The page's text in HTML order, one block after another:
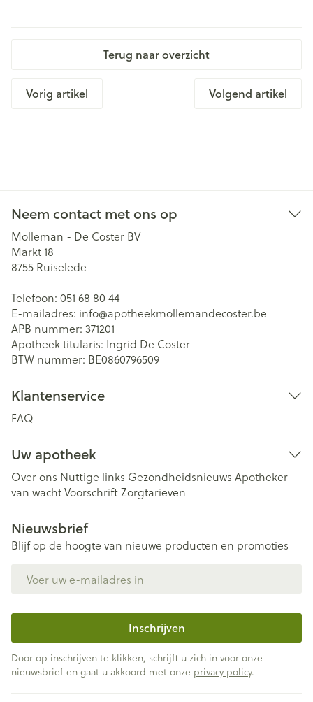
Terug naar overzicht
Vorig artikel Volgend artikel
Neem contact met ons op
Molleman - De Coster BV
Markt 18
8755 Ruiselede
Telefoon: 051 68 80 44
E-mailadres: info@apotheekmollemandecoster.be
APB nummer: 371201
Apotheek titularis: Ingrid De Coster
BTW nummer: BE0860796509
Klantenservice
FAQ
Uw apotheek
Over ons Nuttige links Gezondheidsnieuws Apotheker
van wachtVoorschriftZorgtarieven
Nieuwsbrief
Blijf op de hoogte van nieuwe producten en promoties
Inschrijven
Door op inschrijven te klikken, schrijft u zich in voor onze
nieuwsbrief en gaat u akkoord met onze privacy policy.